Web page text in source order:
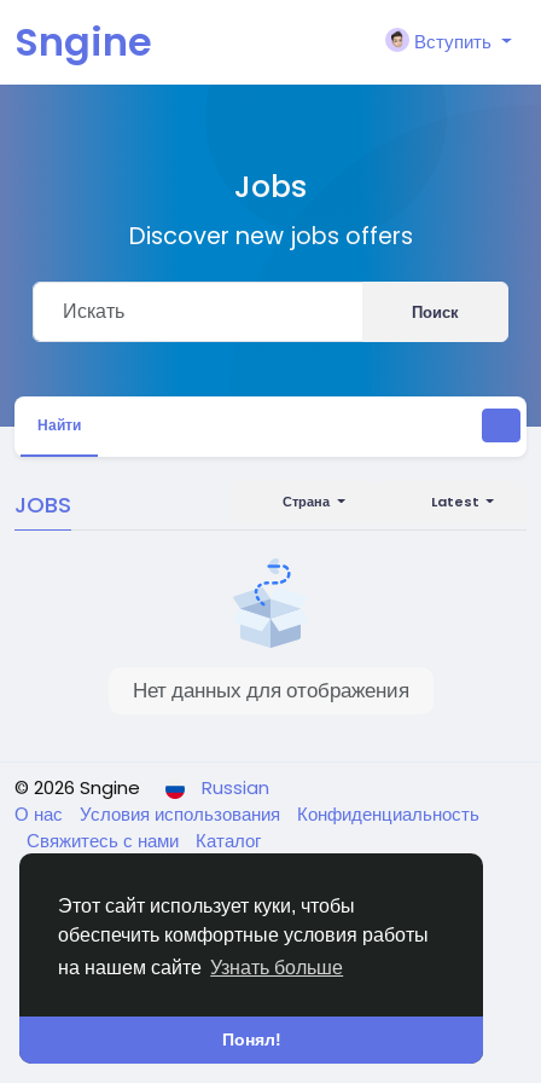
Этот сайт использует куки, чтобы
обеспечить комфортные условия работы
на нашем сайте Узнать больше
Понял!
Sngine Вступить
Jobs
Discover new jobs offers
Поиск
Найти
JOBS Latest
Страна
Нет данных для отображения
© 2026 Sngine
Russian
О нас
Условия использования
Конфиденциальность
Свяжитесь с нами
Каталог